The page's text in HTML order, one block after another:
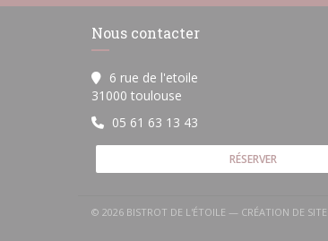
Nous contacter
6 rue de l'etoile
31000 toulouse
05 61 63 13 43
RÉSERVER
© 2026 BISTROT DE L'ÉTOILE — CRÉATION DE